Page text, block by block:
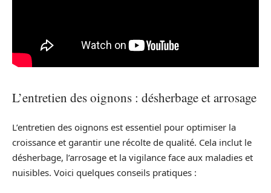
L’entretien des oignons : désherbage et arrosage
L’entretien des oignons est essentiel pour optimiser la
croissance et garantir une récolte de qualité. Cela inclut le
désherbage, l’arrosage et la vigilance face aux maladies et
nuisibles. Voici quelques conseils pratiques :